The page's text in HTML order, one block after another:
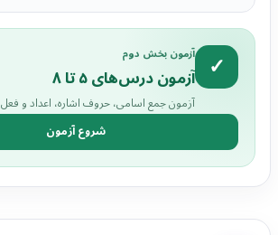
✓ آزمون بخش دوم
آزمون درس‌های ۵ تا ۸
آزمون جمع اسامی، حروف اشاره، اعداد و فعل avoir
شروع آزمون